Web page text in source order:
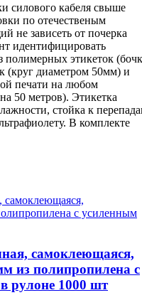
силового кабеля свыше
по отечественым
не зависеть от почерка
идентифицировать
полимерных этикеток
(круг диаметром 50мм) и
печати на любом
50 метров). Этикетка
стойка к
В комплекте
самоклеющаяся,
из полипропилена с
рулоне 1000 шт